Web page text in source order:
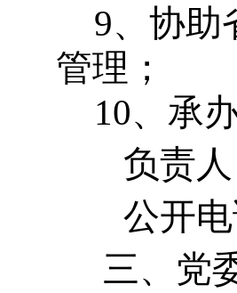
9、协助
管理；
10、承
负责人
公开电
三、党